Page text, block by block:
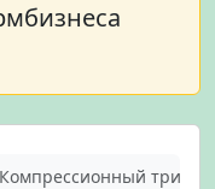
Компрессионный